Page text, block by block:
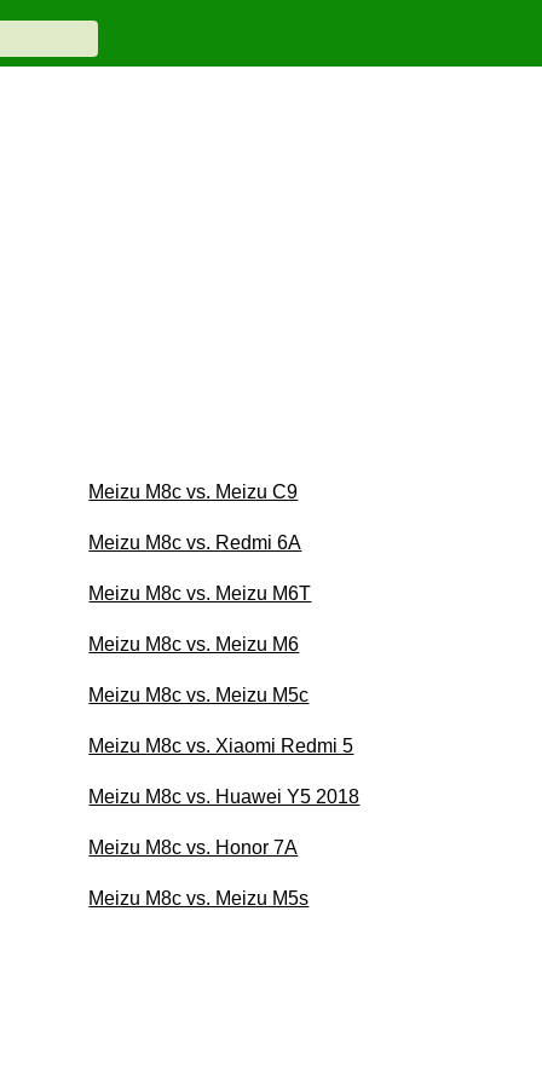
Meizu M8c vs. Meizu C9
Meizu M8c vs. Redmi 6A
Meizu M8c vs. Meizu M6T
Meizu M8c vs. Meizu M6
Meizu M8c vs. Meizu M5c
Meizu M8c vs. Xiaomi Redmi 5
Meizu M8c vs. Huawei Y5 2018
Meizu M8c vs. Honor 7A
Meizu M8c vs. Meizu M5s